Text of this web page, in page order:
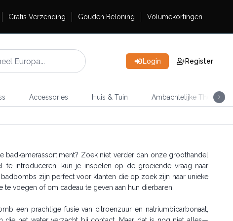
Gratis Verzending Gouden Beloning Volumekortingen
Login Register
Accessories Huis & Tuin Ambachtelijke Thee
badkamerassortiment? Zoek niet verder dan onze groothandel
introduceren, kun je inspelen op de groeiende vraag naar
zijn perfect voor klanten die op zoek zijn naar unieke
voegen of om cadeau te geven aan hun dierbaren.
een prachtige fusie van citroenzuur en natriumbicarbonaat,